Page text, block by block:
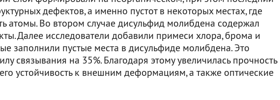
дефектов, а именно пустот в некоторых местах, где
атомы. Во втором случае дисульфид молибдена содержал
Далее исследователи добавили примеси хлора, брома и
заполнили пустые места в дисульфиде молибдена. Это
связывания на 35%. Благодаря этому увеличилась прочность
устойчивость к внешним деформациям, а также оптические